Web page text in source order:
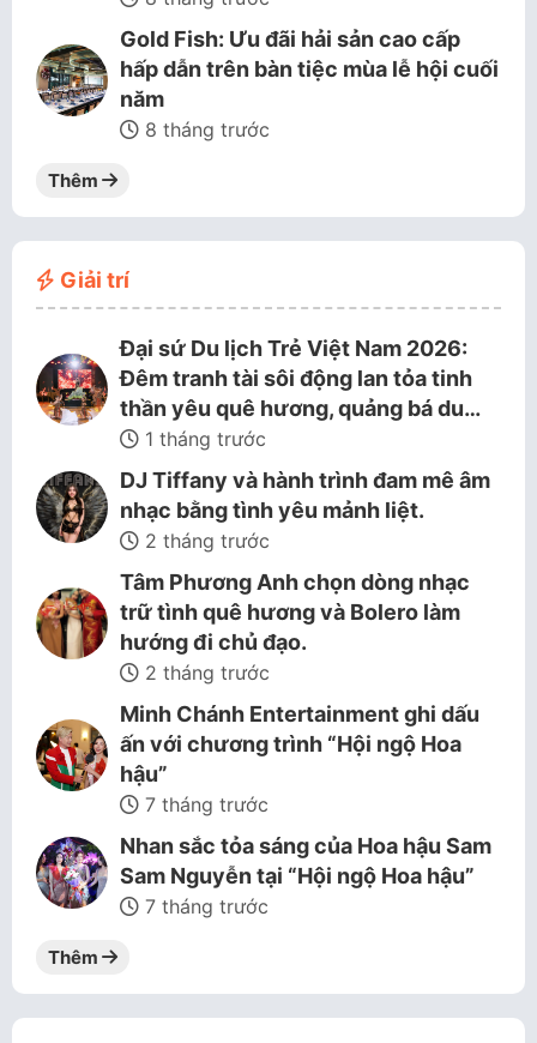
Gold Fish: Ưu đãi hải sản cao cấp
hấp dẫn trên bàn tiệc mùa lễ hội cuối
năm
8 tháng trước
Thêm
Giải trí
Đại sứ Du lịch Trẻ Việt Nam 2026:
Đêm tranh tài sôi động lan tỏa tinh
thần yêu quê hương, quảng bá du…
1 tháng trước
DJ Tiffany và hành trình đam mê âm
nhạc bằng tình yêu mảnh liệt.
2 tháng trước
Tâm Phương Anh chọn dòng nhạc
trữ tình quê hương và Bolero làm
hướng đi chủ đạo.
2 tháng trước
Minh Chánh Entertainment ghi dấu
ấn với chương trình “Hội ngộ Hoa
hậu”
7 tháng trước
Nhan sắc tỏa sáng của Hoa hậu Sam
Sam Nguyễn tại “Hội ngộ Hoa hậu”
7 tháng trước
Thêm